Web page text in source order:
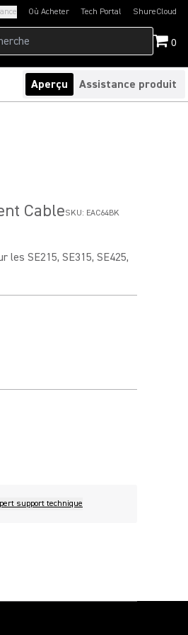
Où Acheter Tech Portal
(Opens in a new tab)ShureCloud
(Opens in a new
0
Aperçu Assistance produit
CableSKU: EAC64BK
les SE215, SE315, SE425,
support technique